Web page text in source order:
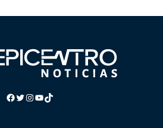
Facebook
Twitter
Instagram
YouTube
TikTok